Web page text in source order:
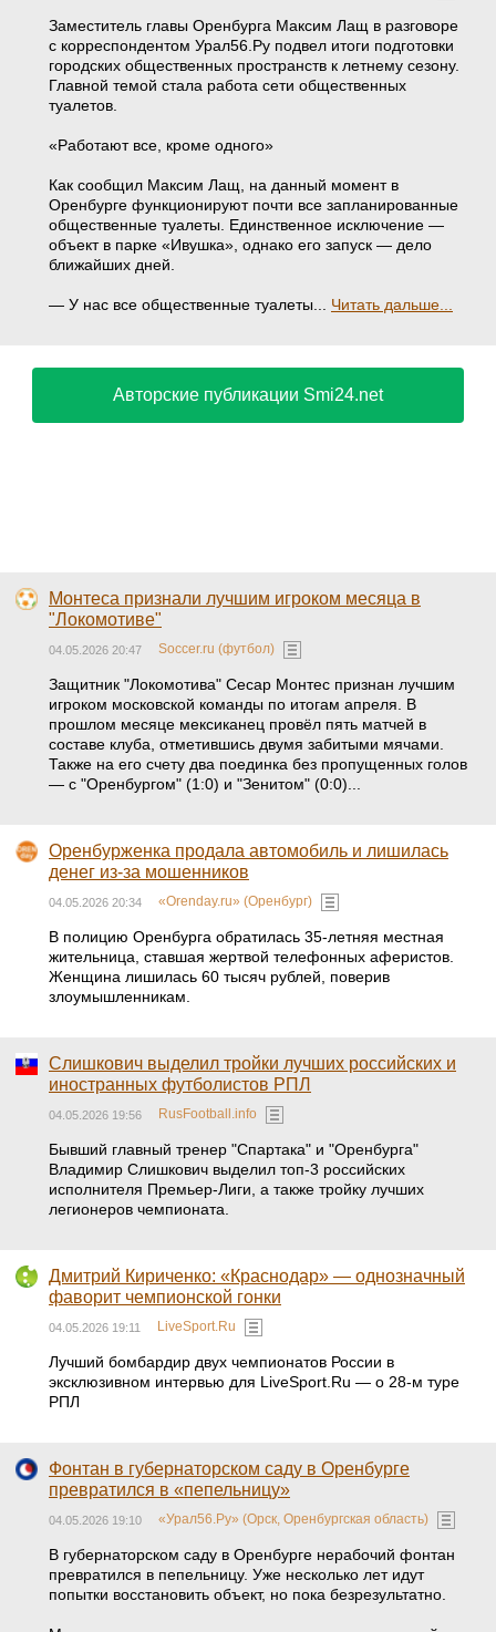
Заместитель главы Оренбурга Максим Лащ в разговоре
с корреспондентом Урал56.Ру подвел итоги подготовки
городских общественных пространств к летнему сезону.
Главной темой стала работа сети общественных
туалетов.
«Работают все, кроме одного»
Как сообщил Максим Лащ, на данный момент в
Оренбурге функционируют почти все запланированные
общественные туалеты. Единственное исключение —
объект в парке «Ивушка», однако его запуск — дело
ближайших дней.
— У нас все общественные туалеты... Читать дальше...
Авторские публикации Smi24.net
Монтеса признали лучшим игроком месяца в
"Локомотиве"
04.05.2026 20:47 Soccer.ru (футбол)
Защитник "Локомотива" Сесар Монтес признан лучшим
игроком московской команды по итогам апреля. В
прошлом месяце мексиканец провёл пять матчей в
составе клуба, отметившись двумя забитыми мячами.
Также на его счету два поединка без пропущенных голов
— с "Оренбургом" (1:0) и "Зенитом" (0:0)...
Оренбурженка продала автомобиль и лишилась
денег из-за мошенников
04.05.2026 20:34 «Orenday.ru» (Оренбург)
В полицию Оренбурга обратилась 35-летняя местная
жительница, ставшая жертвой телефонных аферистов.
Женщина лишилась 60 тысяч рублей, поверив
злоумышленникам.
Слишкович выделил тройки лучших российских и
иностранных футболистов РПЛ
04.05.2026 19:56 RusFootball.info
Бывший главный тренер "Спартака" и "Оренбурга"
Владимир Слишкович выделил топ-3 российских
исполнителя Премьер-Лиги, а также тройку лучших
легионеров чемпионата.
Дмитрий Кириченко: «Краснодар» — однозначный
фаворит чемпионской гонки
04.05.2026 19:11 LiveSport.Ru
Лучший бомбардир двух чемпионатов России в
эксклюзивном интервью для LiveSport.Ru — о 28-м туре
РПЛ
Фонтан в губернаторском саду в Оренбурге
превратился в «пепельницу»
04.05.2026 19:10 «Урал56.Ру» (Орск, Оренбургская область)
В губернаторском саду в Оренбурге нерабочий фонтан
превратился в пепельницу. Уже несколько лет идут
попытки восстановить объект, но пока безрезультатно.